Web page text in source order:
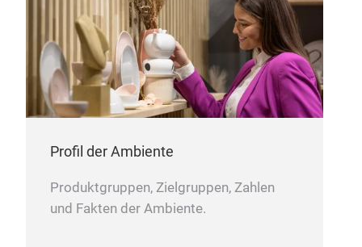
Profil der Ambiente
Produktgruppen, Zielgruppen, Zahlen
und Fakten der Ambiente.